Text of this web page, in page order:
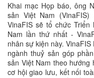
Khai mạc Họp báo, ông
sản Việt Nam
VinaFIS sẽ tổ chức
Nam lần thứ nhất -
nhân sự kiện này.
ngành thuỷ sản góp
sản Việt Nam theo
cơ hội giao lưu, kết nối